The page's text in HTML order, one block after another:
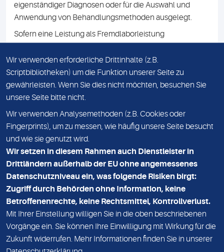
eigenständiger Diagnosen oder für die Auswahl und
Anwendung von Behandlungsmethoden ausgelegt.
Sofern eine Leistung als Fremdlaborleistung
Namen des Fremdlabors mit. Mit der Beauftragung der
Fremdlaborleistung erklären Sie sich mit dieser
Vereinbarung einverstanden.
DATENSCHUTZ
KONTAKT
NEWSLETTER
ADRESSE
MVZ Medizinisches Labor Nord MLN GmbH
Essener Straße 108
22419 Hamburg
Wir verwenden erforderliche Drittinhalte (z.B.
Scriptbibliotheken) um die Funktion unserer Seite zu
gewährleisten. Wenn Sie dies nicht möchten, besuchen Sie
unsere Seite bitte nicht.
Wir verwenden Analysemethoden (z.B. Cookies oder
Fingerprints), um zu messen, wie häufig unsere Seite besucht
und wie sie genutzt wird.
Wir setzen in diesem Rahmen auch Dienstleister in
Drittländern außerhalb der EU ohne angemessenes
Datenschutzniveau ein, was folgende Risiken birgt:
Zugriff durch Behörden ohne Information, keine
Betroffenenrechte, keine Rechtsmittel, Kontrollverlust.
Mit Ihrer Einstellung willigen Sie in die oben beschriebenen
Vorgänge ein. Sie können Ihre Einwilligung mit Wirkung für die
Zukunft widerrufen. Mehr Informationen finden Sie in unserer